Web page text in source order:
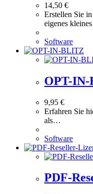
14,50 €
Erstellen Sie
eigenes
Software
OPT-
9,95 €
Erfahren Sie
als…
Software
PDF-